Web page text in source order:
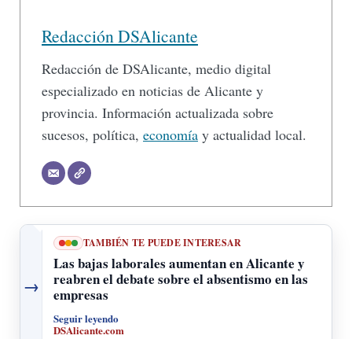
Redacción DSAlicante
Redacción de DSAlicante, medio digital
especializado en noticias de Alicante y
provincia. Información actualizada sobre
sucesos, política, economía y actualidad local.
→
TAMBIÉN TE PUEDE INTERESAR
Las bajas laborales aumentan en Alicante y
reabren el debate sobre el absentismo en las
empresas
Seguir leyendo
DSAlicante.com